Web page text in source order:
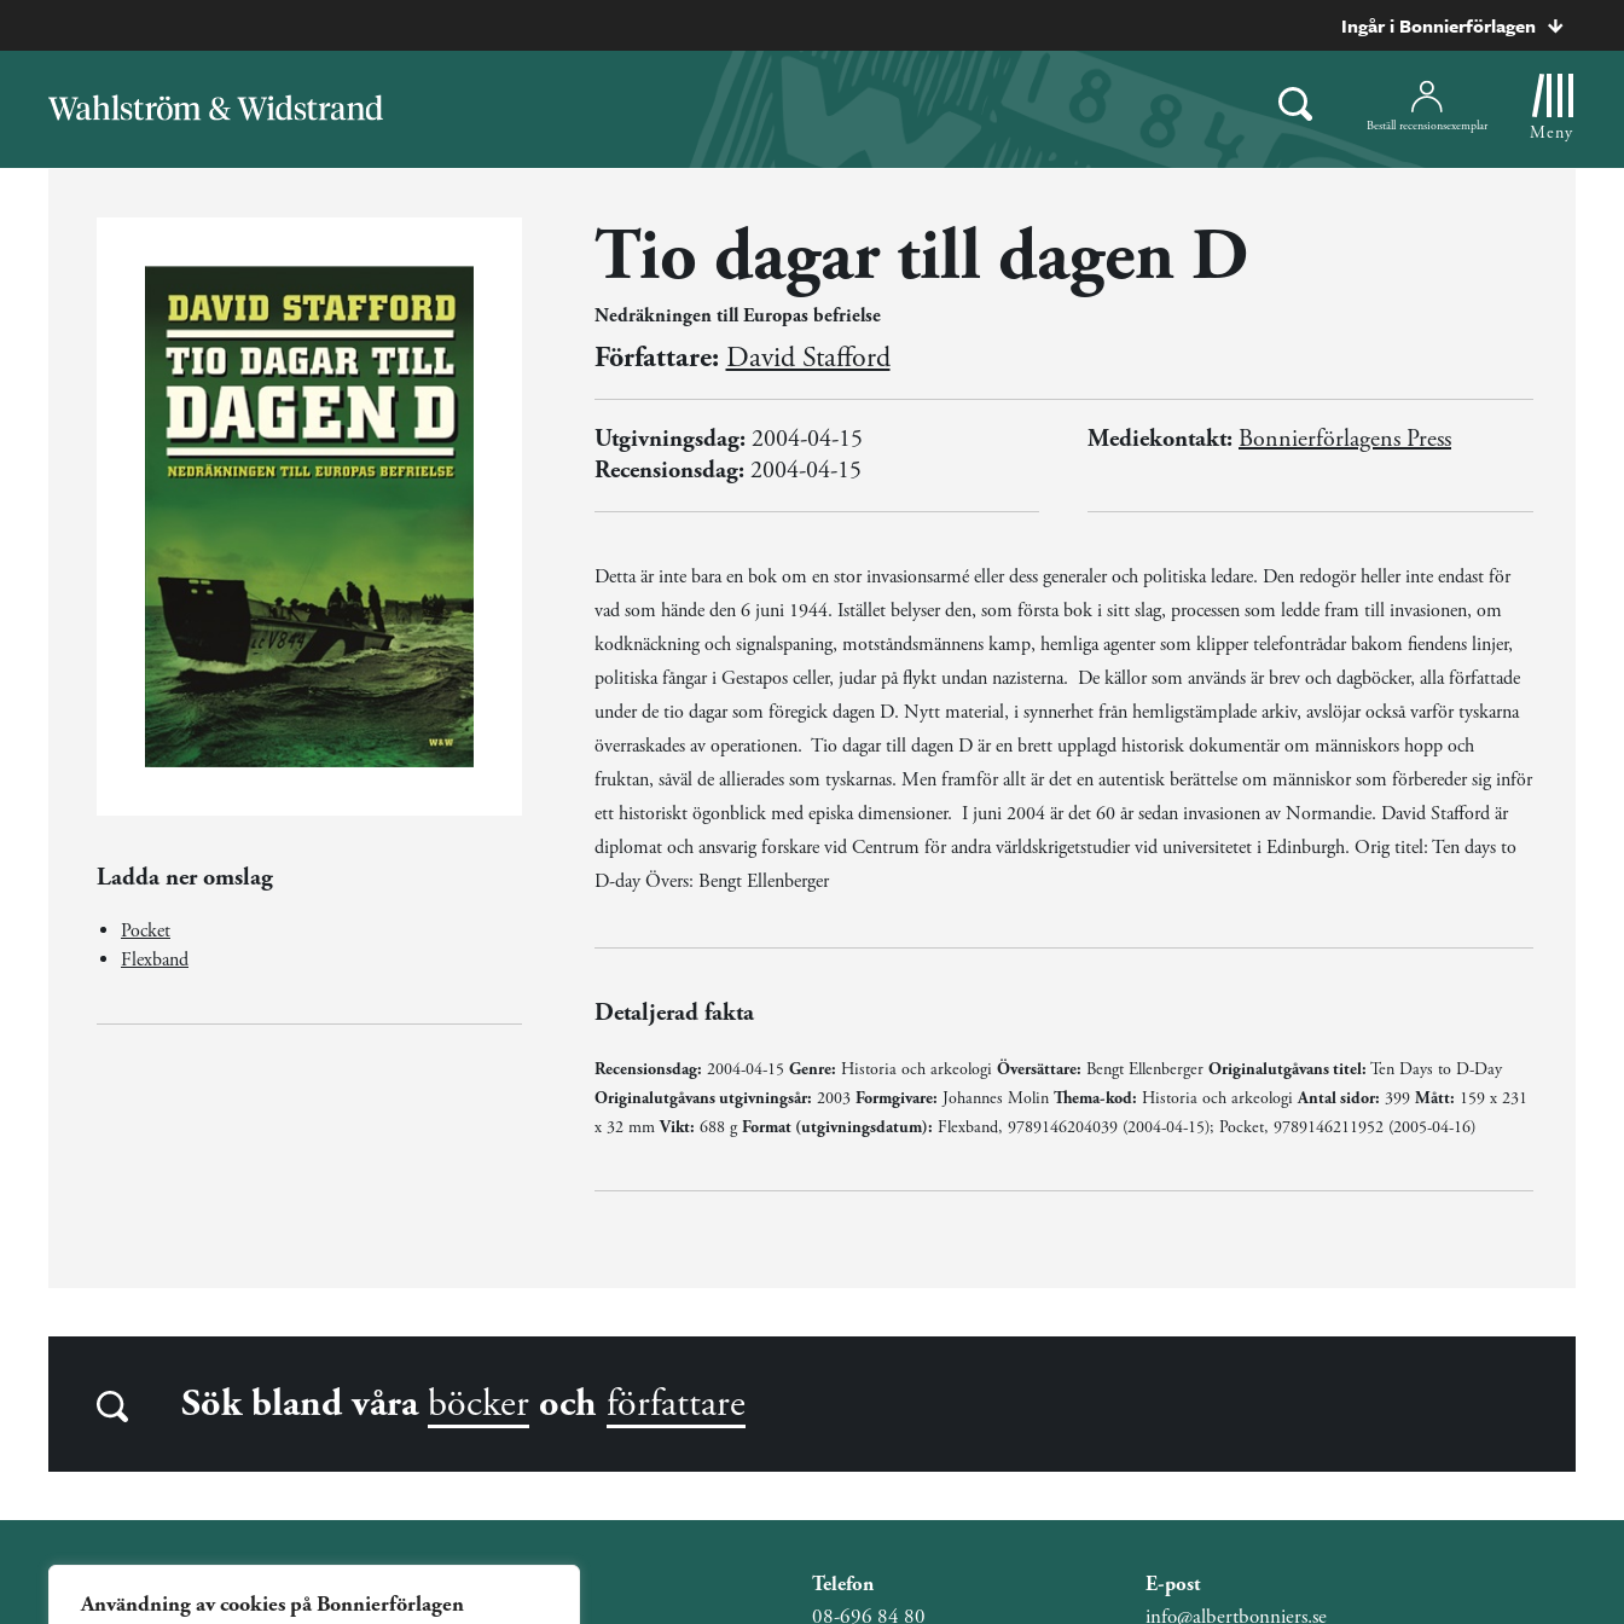
Användning av cookies på Bonnierförlagen
Ingår i Bonnierförlagen
Beställ recensionsexemplar Meny
Ladda ner omslag
Pocket
Flexband
Tio dagar till dagen D
Nedräkningen till Europas befrielse
Författare: David Stafford
Utgivningsdag:2004-04-15
Recensionsdag:2004-04-15
Mediekontakt: Bonnierförlagens Press
Detta är inte bara en bok om en stor invasionsarmé eller dess generaler och politiska ledare. Den redogör heller inte endast för
vad som hände den 6 juni 1944. Istället belyser den, som första bok i sitt slag, processen som ledde fram till invasionen, om
kodknäckning och signalspaning, motståndsmännens kamp, hemliga agenter som klipper telefontrådar bakom fiendens linjer,
politiska fångar i Gestapos celler, judar på flykt undan nazisterna. De källor som används är brev och dagböcker, alla författade
under de tio dagar som föregick dagen D. Nytt material, i synnerhet från hemligstämplade arkiv, avslöjar också varför tyskarna
överraskades av operationen. Tio dagar till dagen D är en brett upplagd historisk dokumentär om människors hopp och
fruktan, såväl de allierades som tyskarnas. Men framför allt är det en autentisk berättelse om människor som förbereder sig inför
ett historiskt ögonblick med episka dimensioner. I juni 2004 är det 60 år sedan invasionen av Normandie. David Stafford är
diplomat och ansvarig forskare vid Centrum för andra världskrigetstudier vid universitetet i Edinburgh. Orig titel: Ten days to
D-day Övers: Bengt Ellenberger
Detaljerad fakta
Recensionsdag: 2004-04-15 Genre: Historia och arkeologi Översättare: Bengt Ellenberger Originalutgåvans titel: Ten Days to D-Day
Originalutgåvans utgivningsår: 2003 Formgivare: Johannes Molin Thema-kod: Historia och arkeologiAntal sidor: 399 Mått: 159 x 231
x 32 mmVikt: 688 gFormat (utgivningsdatum): Flexband, 9789146204039 (2004-04-15); Pocket, 9789146211952 (2005-04-16)
Sök bland våra böcker och författare
Telefon
08-696 84 80
E-post
info@albertbonniers.se